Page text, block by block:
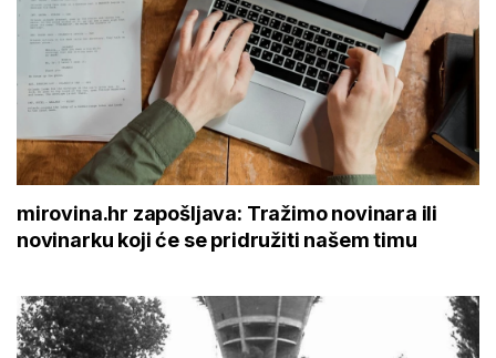
mirovina.hr zapošljava: Tražimo novinara ili
novinarku koji će se pridružiti našem timu